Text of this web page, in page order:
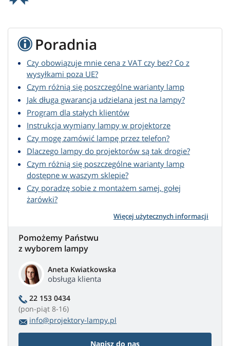
Poradnia
Czy obowiązuje mnie cena z VAT czy bez? Co z
wysyłkami poza UE?
Czym różnią się poszczególne warianty lamp
Jak długa gwarancja udzielana jest na lampy?
Program dla stałych klientów
Instrukcja wymiany lampy w projektorze
Czy mogę zamówić lampę przez telefon?
Dlaczego lampy do projektorów są tak drogie?
Czym różnią się poszczególne warianty lamp
dostępne w waszym sklepie?
Czy poradzę sobie z montażem samej, gołej
żarówki?
Więcej użytecznych informacji
Pomożemy Państwu
z wyborem lampy
Aneta Kwiatkowska
obsługa klienta
22 153 0434
(pon-piąt 8-16)
info@projektory-lampy.pl
Napisz do nas